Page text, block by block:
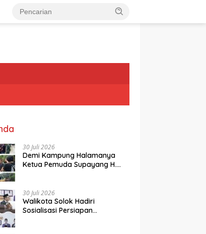
30 Juli 2026
Demi Kampung Halamanya
Ketua Pemuda Supayang H.
Simpang Tabek Menuju
Supayang
30 Juli 2026
Walikota Solok Hadiri
Sosialisasi Persiapan